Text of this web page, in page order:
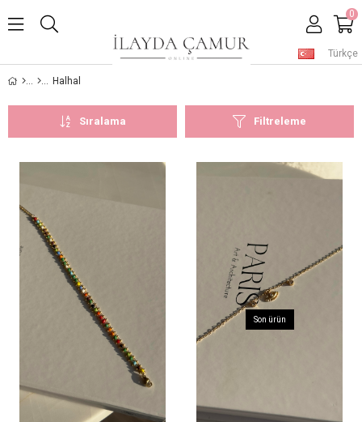
Türkçe
0
Halhal
Filtreleme
Sıralama
Son ürün